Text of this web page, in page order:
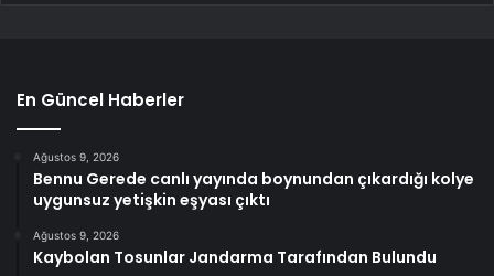
En Güncel Haberler
Ağustos 9, 2026
Bennu Gerede canlı yayında boynundan çıkardığı kolye
uygunsuz yetişkin eşyası çıktı
Ağustos 9, 2026
Kaybolan Tosunlar Jandarma Tarafından Bulundu